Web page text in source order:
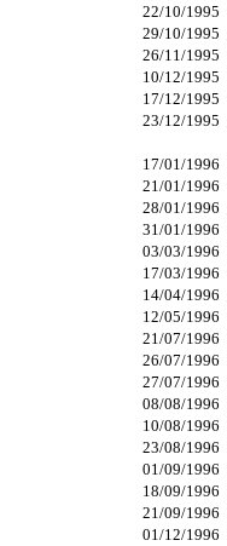
22/10/1995
29/10/1995
26/11/1995
10/12/1995
17/12/1995
23/12/1995
17/01/1996
21/01/1996
28/01/1996
31/01/1996
03/03/1996
17/03/1996
14/04/1996
12/05/1996
21/07/1996
26/07/1996
27/07/1996
08/08/1996
10/08/1996
23/08/1996
01/09/1996
18/09/1996
21/09/1996
01/12/1996